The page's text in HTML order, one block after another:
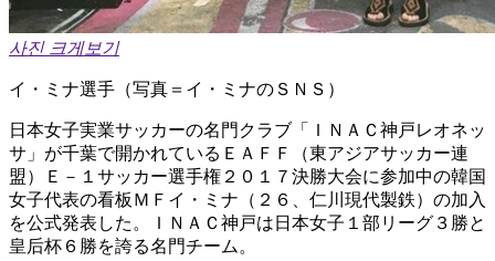
사진 크게보기
イ・ミナ選手（写真＝イ・ミナのＳＮＳ）
日本女子実業サッカーの名門クラブ「ＩＮＡＣ神戸レオネッ
サ」が千葉で開かれているＥＡＦＦ（東アジアサッカー連
盟）Ｅ－１サッカー選手権２０１７決勝大会に参加中の韓国
女子代表の看板ＭＦイ・ミナ（２６、仁川現代製鉄）の加入
を公式発表した。ＩＮＡＣ神戸は日本女子１部リーグ３勝と
皇后杯６勝を誇る名門チーム。